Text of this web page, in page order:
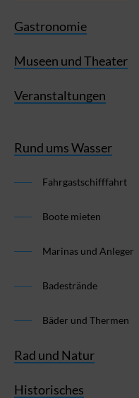
Gastronomie
Museen und Theater
Veranstaltungen
Rund ums Wasser
Fahrgastschifffahrt
Boote mieten
Marinas und Anleger
Badestrände
Bäder und Thermen
Rad und Natur
Historisches